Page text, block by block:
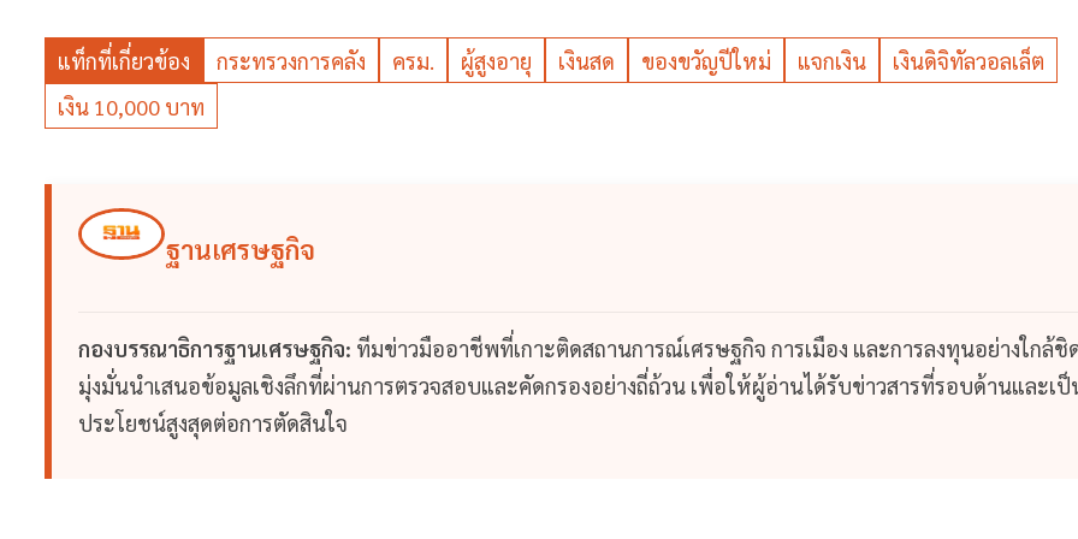
แท็กที่เกี่ยวข้อง กระทรวงการคลัง ครม. ผู้สูงอายุ เงินสด ของขวัญปีใหม่ แจกเงิน
เงินดิจิทัลวอลเล็ต
เงิน 10,000 บาท
ฐานเศรษฐกิจ
กองบรรณาธิการฐานเศรษฐกิจ: ทีมข่าวมืออาชีพที่เกาะติดสถานการณ์เศรษฐกิจ การเมือง และการลงทุนอย่างใกล้ชิ
มุ่งมั่นนำเสนอข้อมูลเชิงลึกที่ผ่านการตรวจสอบและคัดกรองอย่างถี่ถ้วน เพื่อให้ผู้อ่านได้รับข่าวสารที่รอบด้านและเป็
ประโยชน์สูงสุดต่อการตัดสินใจ